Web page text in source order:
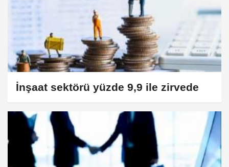
İnşaat sektörü yüzde 9,9 ile zirvede